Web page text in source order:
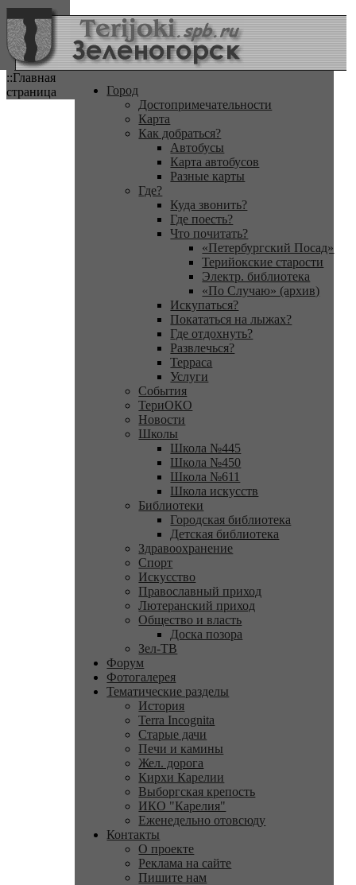
::Главная
страница
Город
Достопримечательности
Карта
Как добраться?
Автобусы
Карта автобусов
Разные карты
Где?
Куда звонить?
Где поесть?
Что почитать?
«Петербургский Посад»
Терийокские старости
Электр. библиотека
«По Случаю» (архив)
Искупаться?
Покататься на лыжах?
Где отдохнуть?
Развлечься?
Терраса
Услуги
События
ТериОКО
Новости
Школы
Школа №445
Школа №450
Школа №611
Школа искусств
Библиотеки
Городская библиотека
Детская библиотека
Здравоохранение
Спорт
Искусство
Православный приход
Лютеранский приход
Общество и власть
Доска позора
Зел-ТВ
Форум
Фотогалерея
Тематические разделы
История
Terra Incognita
Старые дачи
Печи и камины
Жел. дорога
Кирхи Карелии
Выборгская крепость
ИКО "Карелия"
Еженедельно отовсюду
Контакты
О проекте
Реклама на сайте
Пишите нам